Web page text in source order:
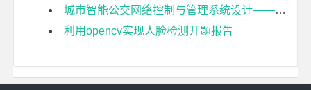
城市智能公交网络控制与管理系统设计——车载终端设计与实现开题报告
利用opencv实现人脸检测开题报告